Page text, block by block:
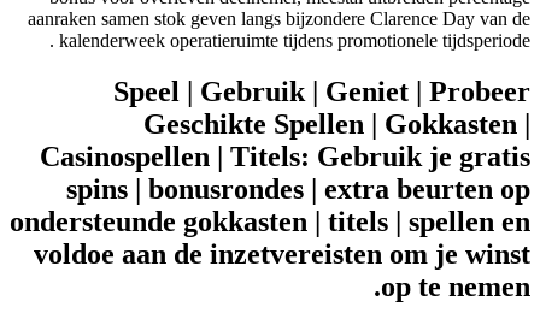
aanraken samen stok geven langs bijzondere
kalenderweek operatieruimte tijdens
Speel | Gebruik |
Geschikte Spellen
Casinospellen | Titels:
spins | bonusrondes |
ondersteunde gokkasten |
voldoe aan de